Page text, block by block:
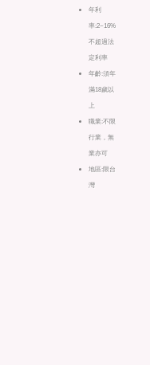
年利
率:2~16%
不超過法
定利率
年齡:須年
滿18歲以
上
職業:不限
行業，無
業亦可
地區:限台
灣